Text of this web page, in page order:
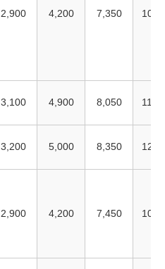
2,900 4,200 7,350
3,100 4,900 8,050
3,200 5,000 8,350
2,900 4,200 7,450